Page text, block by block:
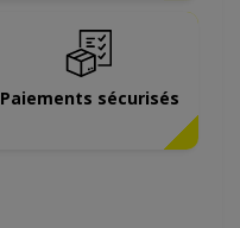
Paiements sécurisés